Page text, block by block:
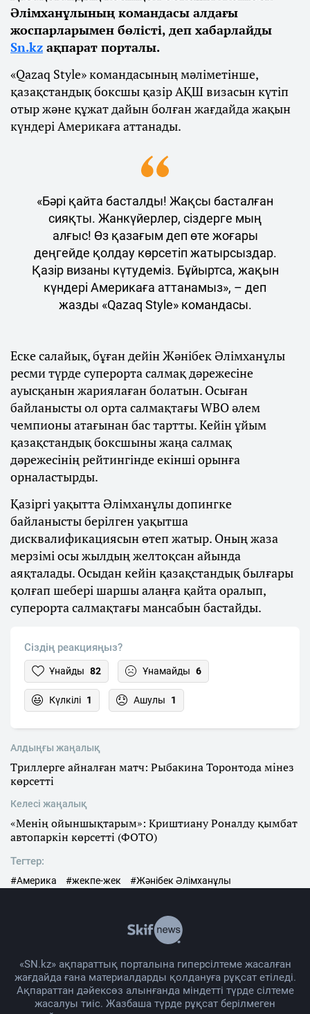
Әлімханұлының командасы алдағы
жоспарларымен бөлісті, деп хабарлайды
Sn.kz ақпарат порталы.
«Qazaq Style» командасының мәліметінше,
қазақстандық боксшы қазір АҚШ визасын күтіп
отыр және құжат дайын болған жағдайда жақын
күндері Америкаға аттанады.
«Бәрі қайта басталды! Жақсы басталған
сияқты. Жанкүйерлер, сіздерге мың
алғыс! Өз қазағым деп өте жоғары
деңгейде қолдау көрсетіп жатырсыздар.
Қазір визаны күтудеміз. Бұйыртса, жақын
күндері Америкаға аттанамыз», – деп
жазды «Qazaq Style» командасы.
Еске салайық, бұған дейін Жәнібек Әлімханұлы
ресми түрде суперорта салмақ дәрежесіне
ауысқанын жариялаған болатын. Осыған
байланысты ол орта салмақтағы WBO әлем
чемпионы атағынан бас тартты. Кейін ұйым
қазақстандық боксшыны жаңа салмақ
дәрежесінің рейтингінде екінші орынға
орналастырды.
Қазіргі уақытта Әлімханұлы допингке
байланысты берілген уақытша
дисквалификациясын өтеп жатыр. Оның жаза
мерзімі осы жылдың желтоқсан айында
аяқталады. Осыдан кейін қазақстандық былғары
қолғап шебері шаршы алаңға қайта оралып,
суперорта салмақтағы мансабын бастайды.
Сіздің реакцияңыз?
Ұнайды 82 Ұнамайды 6
Күлкілі 1 Ашулы 1
Алдыңғы жаңалық
Триллерге айналған матч: Рыбакина Торонтода мінез
көрсетті
Келесі жаңалық
«Менің ойыншықтарым»: Криштиану Роналду қымбат
автопаркін көрсетті (ФОТО)
Тегтер:
#Америка #жекпе-жек #Жәнібек Әлімханұлы
«SN.kz» ақпараттық порталына гиперсілтеме жасалған
жағдайда ғана материалдарды қолдануға рұқсат етіледі.
Ақпараттан дәйексөз алынғанда міндетті түрде сілтеме
жасалуы тиіс. Жазбаша түрде рұқсат берілмеген